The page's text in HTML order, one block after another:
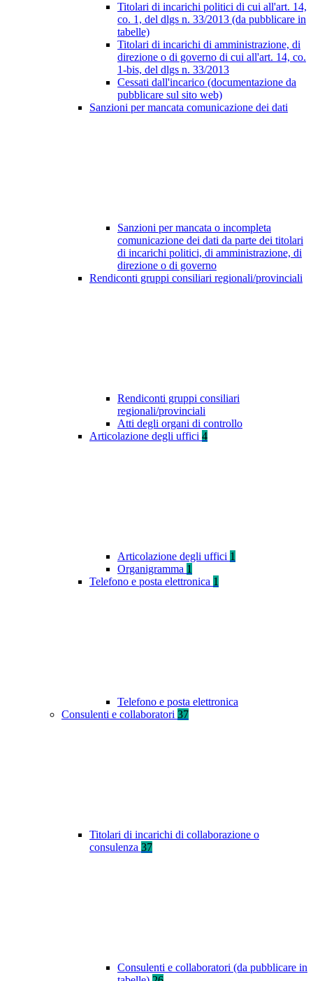
Titolari di incarichi politici di cui all'art. 14,
co. 1, del dlgs n. 33/2013 (da pubblicare in
tabelle)
Titolari di incarichi di amministrazione, di
direzione o di governo di cui all'art. 14, co.
1-bis, del dlgs n. 33/2013
Cessati dall'incarico (documentazione da
pubblicare sul sito web)
Sanzioni per mancata comunicazione dei dati
Sanzioni per mancata o incompleta
comunicazione dei dati da parte dei titolari
di incarichi politici, di amministrazione, di
direzione o di governo
Rendiconti gruppi consiliari regionali/provinciali
Rendiconti gruppi consiliari
regionali/provinciali
Atti degli organi di controllo
Articolazione degli uffici 4
Articolazione degli uffici 1
Organigramma 1
Telefono e posta elettronica 1
Telefono e posta elettronica
Consulenti e collaboratori 37
Titolari di incarichi di collaborazione o
consulenza 37
Consulenti e collaboratori (da pubblicare in